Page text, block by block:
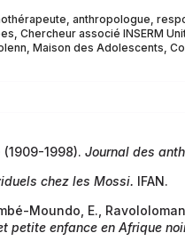
anthropologue,
Chercheur associé INSERM
Maison des Adolescents,
(1909-1998). Journal des
chez les Mossi. IFAN.
Moundo, E.,
petite enfance en Afrique